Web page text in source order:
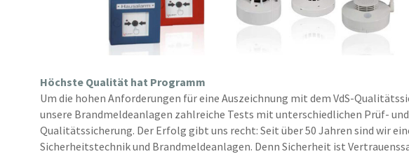
Höchste Qualität hat Programm
Um die hohen Anforderungen für eine Auszeichnung mit dem VdS-
unsere Brandmeldeanlagen zahlreiche Tests mit unterschiedlichen Prüf-
Qualitätssicherung. Der Erfolg gibt uns recht: Seit über 50 Jahren sind wir
Sicherheitstechnik und Brandmeldeanlagen. Denn Sicherheit ist